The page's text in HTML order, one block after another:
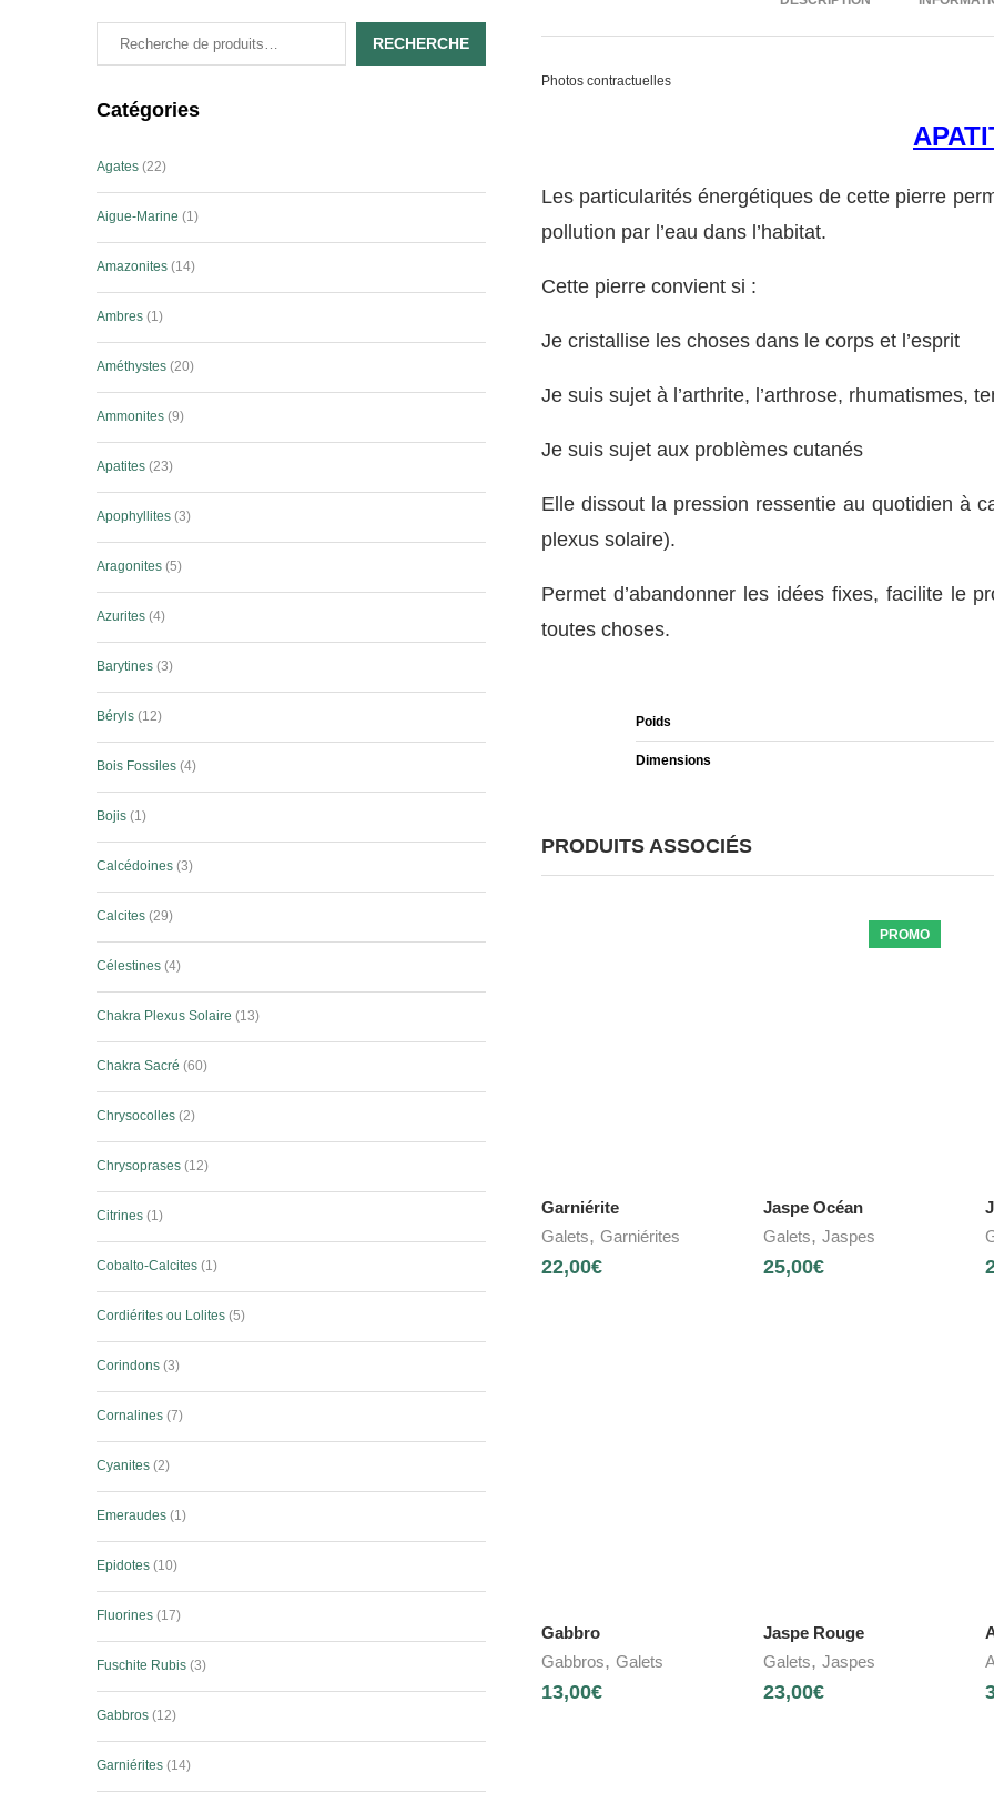
Photos contractuelles
Les particularités énergétiques de cette pierre
pollution par l’eau dans l’habitat.
Cette pierre convient si :
Je cristallise les choses dans le corps et l’esprit
Je suis sujet à l’arthrite, l’arthrose, rhumatismes,
Je suis sujet aux problèmes cutanés
Elle dissout la pression ressentie au quotidien à
plexus solaire).
Permet d’abandonner les idées fixes, facilite le
toutes choses.
Poids
Dimensions
PRODUITS ASSOCIÉS
Garniérite
Galets, Garniérites
22,00€
PROMO
Jaspe Océan
Galets, Jaspes
25,00€
Gabbro
Gabbros, Galets
13,00€
Jaspe Rouge
Galets, Jaspes
23,00€
RECHERCHE
Catégories
Agates 22
Aigue-Marine 1
Amazonites 14
Ambres 1
Améthystes 20
Ammonites 9
Apatites 23
Apophyllites 3
Aragonites 5
Azurites 4
Barytines 3
Béryls 12
Bois Fossiles 4
Bojis 1
Calcédoines 3
Calcites 29
Célestines 4
Chakra Plexus Solaire 13
Chakra Sacré 60
Chrysocolles 2
Chrysoprases 12
Citrines 1
Cobalto-Calcites 1
Cordiérites ou Lolites 5
Corindons 3
Cornalines 7
Cyanites 2
Emeraudes 1
Epidotes 10
Fluorines 17
Fuschite Rubis 3
Gabbros 12
Garniérites 14